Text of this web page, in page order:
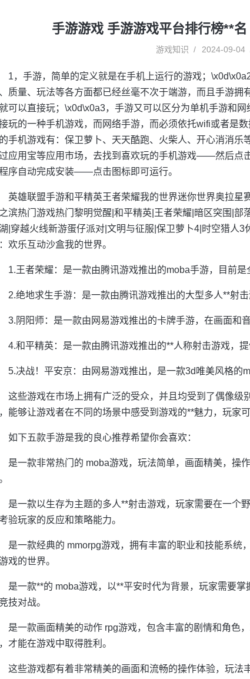
手游游戏 手游游戏平台排行榜**
游戏知识 2024-09-04
1，手游，简单的定义就是在手机上运行的游戏；
质量、玩法等各方面都已经丝毫不次于端游，而且手游拥
可以直接玩；\x0d\x0a3，手游又可以区分为单机手游和
玩的一种手机游戏，而网络手游，而必须依托wifi或者是
手机游戏有：保卫萝卜、天天酷跑、火柴人、开心消消乐
应用宝等应用市场，去找到喜欢玩的手机游戏——然后
序自动完成安装——点击图标即可运行。
英雄联盟手游和平精英王者荣耀我的世界迷你世界奥拉星
滨热门游戏热门黎明觉醒|和平精英|王者荣耀|暗区突围|部
|穿越火线新游蛋仔派对|文明与征服|保卫萝卜4|时空猎人
欢乐互动沙盒我的世界。
1.王者荣耀：是一款由腾讯游戏推出的moba手游，目前是
2.绝地求生手游：是一款由腾讯游戏推出的大型多人**射
3.阴阳师：是一款由网易游戏推出的卡牌手游，在画面和
4.和平精英：是一款由腾讯游戏推出的**人称射击游戏，
5.决战！平安京：由网易游戏推出，是一款3d唯美风格的
这些游戏在市场上拥有广泛的受众，并且均受到了偶像级
能够让游戏者在不同的场景中感受到游戏的**魅力，玩家
如下五款手游是我的良心推荐希望你会喜欢：
是一款非常热门的 moba游戏，玩法简单，画面精美，操
是一款以生存为主题的多人**射击游戏，玩家需要在一个
验玩家的反应和策略能力。
是一款经典的 mmorpg游戏，拥有丰富的职业和技能系统
戏的世界。
是一款**的 moba游戏，以**平安时代为背景，玩家需要
技对战。
是一款画面精美的动作 rpg游戏，包含丰富的剧情和角色
才能在游戏中取得胜利。
这些游戏都有着非常精美的画面和流畅的操作体验，玩法